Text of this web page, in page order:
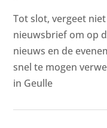
Tot slot, vergeet
nieuwsbrief om op
nieuws en de
snel te mogen
in Geulle